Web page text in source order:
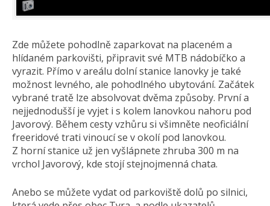
Zde můžete pohodlně zaparkovat na placeném a
hlídaném parkovišti, připravit své MTB nádobíčko a
vyrazit. Přímo v areálu dolní stanice lanovky je také
možnost levného, ale pohodlného ubytování. Začátek
vybrané tratě lze absolvovat dvěma způsoby. První a
nejjednodušší je vyjet i s kolem lanovkou nahoru pod
Javorový. Během cesty vzhůru si všimněte neoficiální
freeridové trati vinoucí se v okolí pod lanovkou.
Z horní stanice už jen vyšlápnete zhruba 300 m na
vrchol Javorový, kde stojí stejnojmenná chata.
Anebo se můžete vydat od parkoviště dolů po silnici,